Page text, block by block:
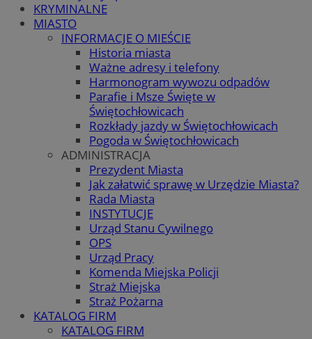
KRYMINALNE
MIASTO
INFORMACJE O MIEŚCIE
Historia miasta
Ważne adresy i telefony
Harmonogram wywozu odpadów
Parafie i Msze Święte w
Świętochłowicach
Rozkłady jazdy w Świętochłowicach
Pogoda w Świętochłowicach
ADMINISTRACJA
Prezydent Miasta
Jak załatwić sprawę w Urzędzie Miasta?
Rada Miasta
INSTYTUCJE
Urząd Stanu Cywilnego
OPS
Urząd Pracy
Komenda Miejska Policji
Straż Miejska
Straż Pożarna
KATALOG FIRM
KATALOG FIRM